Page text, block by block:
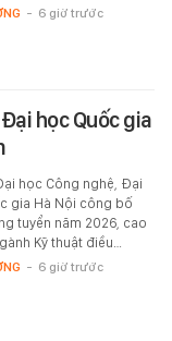
- 6 giờ trước
học Quốc gia
học Công nghệ, Đại
gia Hà Nội công bố
tuyển năm 2026, cao
Kỹ thuật điều…
- 6 giờ trước